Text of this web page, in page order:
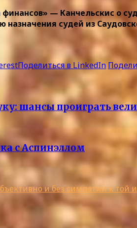
— Канчельскис о
судей из
Поделиться в LinkedIn
шансы проиграть
с Аспинэллом
и без симпатии к